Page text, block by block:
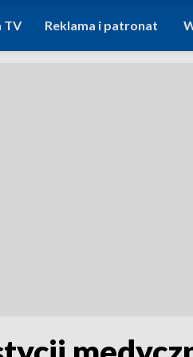
TV Reklama i patronat